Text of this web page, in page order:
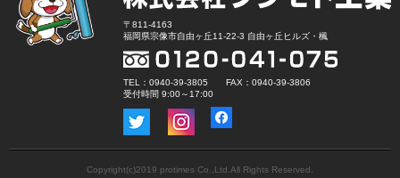
〒811-4163
福岡県宗像市自由ヶ丘11-22-3 自由ヶ丘ヒルズ・楓
TEL：0940-39-3805 FAX：0940-39-3806
受付時間 9:00～17:00
Copyright(c)2019 protimes Co.,Ltd.All Rights Reserved.